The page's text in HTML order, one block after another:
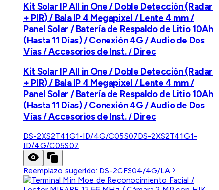
Kit Solar IP All in One / Doble Detección (Radar
+ PIR) / Bala IP 4 Megapixel / Lente 4 mm /
Panel Solar / Batería de Respaldo de Litio 10Ah
(Hasta 11 Días) / Conexión 4G / Audio de Dos
Vías / Accesorios de Inst. / Direc
Kit Solar IP All in One / Doble Detección (Radar
+ PIR) / Bala IP 4 Megapixel / Lente 4 mm /
Panel Solar / Batería de Respaldo de Litio 10Ah
(Hasta 11 Días) / Conexión 4G / Audio de Dos
Vías / Accesorios de Inst. / Direc
DS-2XS2T41G1-ID/4G/C05S07DS-2XS2T41G1-
ID/4G/C05S07
Reemplazo sugerido: DS-2CFS04/4G/LA